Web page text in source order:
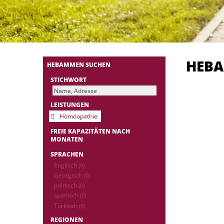
HEBAMMEN SUCHEN
STICHWORT
LEISTUNGEN
Homöopathie
FREIE KAPAZITÄTEN NACH
MONATEN
SPRACHEN
Englisch (0)
Georgisch (0)
polnisch (0)
spanisch (0)
Türkisch (0)
REGIONEN